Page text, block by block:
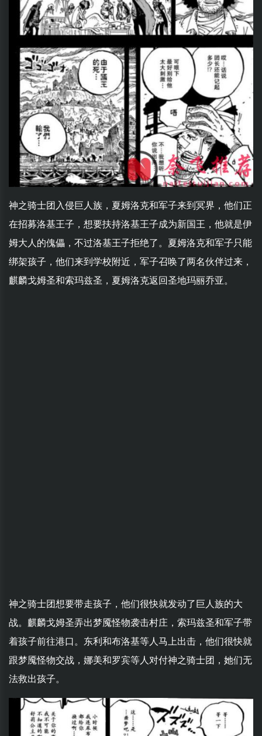
神之骑士团入侵巨人族，夏姆洛克和军子来到冥界，他们正
在招募洛基王子，想要扶持洛基王子成为新国王，他就是伊
姆大人的傀儡，不过洛基王子拒绝了。夏姆洛克和军子只能
绑架孩子，他们来到学校附近，军子召唤了两名伙伴过来，
麒麟戈姆圣和索玛兹圣，夏姆洛克返回圣地玛丽乔亚。
神之骑士团想要带走孩子，他们很快就发动了巨人族的大
战。麒麟戈姆圣弄出梦魇怪物袭击村庄，索玛兹圣和军子带
着孩子前往港口。东利和布洛基等人马上出击，他们很快就
跟梦魇怪物交战，娜美和罗宾等人对付神之骑士团，她们无
法救出孩子。